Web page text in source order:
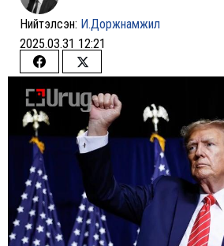
Нийтэлсэн: И.Доржнамжил
2025.03.31 12:21
Share
on
Facebook
Share
on
Twitter